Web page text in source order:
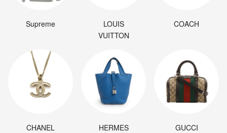
Supreme
LOUIS
VUITTON
COACH
CHANEL HERMES GUCCI